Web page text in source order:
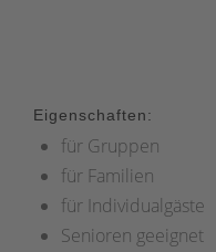
Eigenschaften:
für Gruppen
für Familien
für Individualgäste
Senioren geeignet